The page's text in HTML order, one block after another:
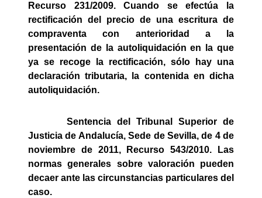
Recurso 231/2009. Cuando se efectúa la
rectificación del precio de una escritura de
compraventa con anterioridad a la
presentación de la autoliquidación en la que
ya se recoge la rectificación, sólo hay una
declaración tributaria, la contenida en dicha
autoliquidación.
Sentencia del Tribunal Superior de
Justicia de Andalucía, Sede de Sevilla, de 4 de
noviembre de 2011, Recurso 543/2010. Las
normas generales sobre valoración pueden
decaer ante las circunstancias particulares del
caso.